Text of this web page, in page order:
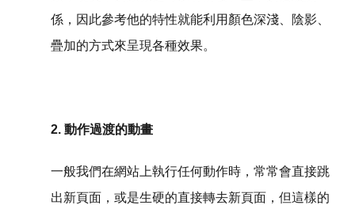
係，因此參考他的特性就能利用顏色深淺、陰影、
疊加的方式來呈現各種效果。
2. 動作過渡的動畫
一般我們在網站上執行任何動作時，常常會直接跳
出新頁面，或是生硬的直接轉去新頁面，但這樣的